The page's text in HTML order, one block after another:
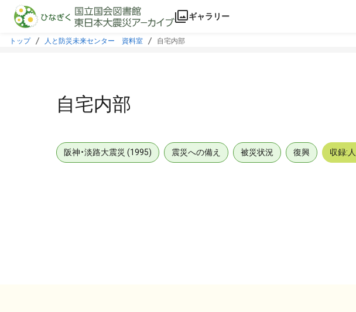
本文に飛ぶ
ギャラリー
トップ 人と防災未来センター 資料室 自宅内部
自宅内部
阪神・淡路大震災 (1995) 震災への備え 被災状況 復興 収録: